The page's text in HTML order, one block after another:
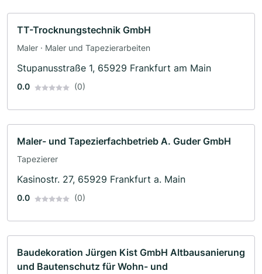
TT-Trocknungstechnik GmbH
Maler · Maler und Tapezierarbeiten
Stupanusstraße 1, 65929 Frankfurt am Main
0.0 (0)
Maler- und Tapezierfachbetrieb A. Guder GmbH
Tapezierer
Kasinostr. 27, 65929 Frankfurt a. Main
0.0 (0)
Baudekoration Jürgen Kist GmbH Altbausanierung
und Bautenschutz für Wohn- und